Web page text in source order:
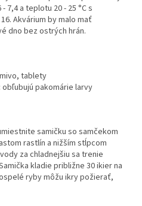
7,4 a teplotu 20 - 25 °C s
Akvárium by malo mať
dno bez ostrých hrán.
tablety
pakomárie larvy
samičku so samčekom
rastlín a nižším stĺpcom
za chladnejšiu sa trenie
kladie približne 30 ikier na
ryby môžu ikry požierať,